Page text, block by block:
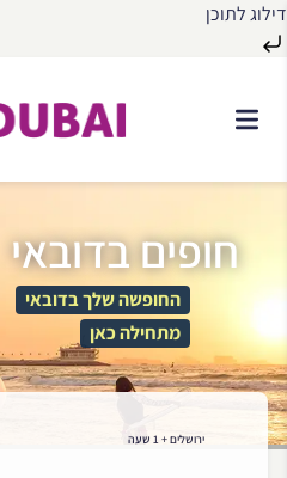
דילוג לתוכן
התוכן
חופים בדובאי
החופשה שלך בדובאי
מתחילה כאן
ירושלים + 1 שעה